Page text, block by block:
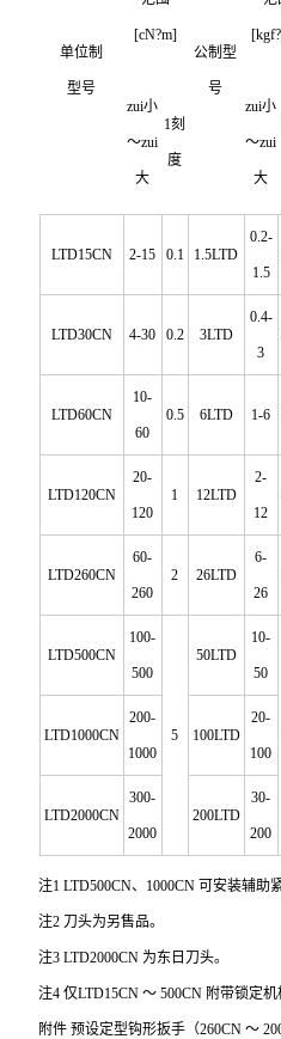
单位制
型号
[cN?m]
公制型
号
zui小
～zui
大
1刻
度
zui小
～zui
大
LTD15CN 2-15 0.1 1.5LTD
0.2-
1.5
LTD30CN 4-30 0.2 3LTD
0.4-
3
LTD60CN
10-
60
0.5 6LTD 1-6
LTD120CN
20-
120
1 12LTD
2-
12
LTD260CN
60-
260
2 26LTD
6-
26
LTD500CN
100-
500
5
50LTD
10-
50
LTD1000CN
200-
1000
100LTD
20-
100
LTD2000CN
300-
2000
200LTD
30-
200
注1 LTD500CN、1000CN 可安装辅助
注2 刀头为另售品。
注3 LTD2000CN 为东日刀头。
注4 仅LTD15CN ～ 500CN 附带锁定机
附件 预设定型钩形扳手（260CN ～